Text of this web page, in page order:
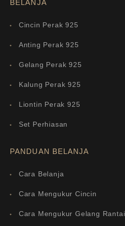
BELANJA
Cincin Perak 925
Anting Perak 925
Gelang Perak 925
Kalung Perak 925
Liontin Perak 925
Set Perhiasan
PANDUAN BELANJA
Cara Belanja
Cara Mengukur Cincin
Cara Mengukur Gelang Rantai